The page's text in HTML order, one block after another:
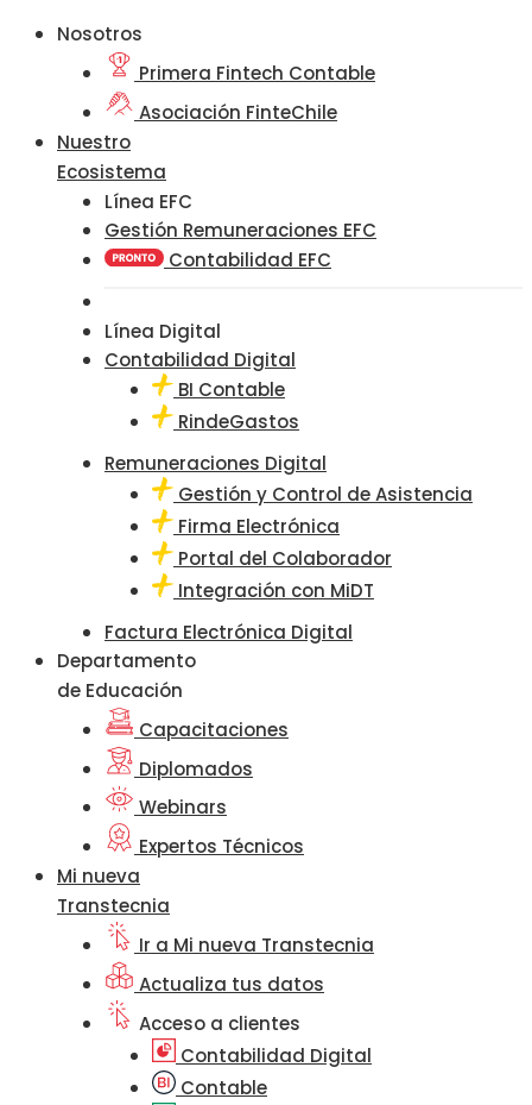
Nosotros
Primera Fintech Contable
Asociación FinteChile
Nuestro
Ecosistema
Línea EFC
Gestión Remuneraciones EFC
Contabilidad EFC
Línea Digital
Contabilidad Digital
BI Contable
RindeGastos
Remuneraciones Digital
Gestión y Control de Asistencia
Firma Electrónica
Portal del Colaborador
Integración con MiDT
Factura Electrónica Digital
Departamento
de Educación
Capacitaciones
Diplomados
Webinars
Expertos Técnicos
Mi nueva
Transtecnia
Ir a Mi nueva Transtecnia
Actualiza tus datos
Acceso a clientes
Contabilidad Digital
Contable